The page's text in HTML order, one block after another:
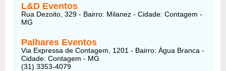
L&D Eventos
Rua Dezoito, 329 - Bairro: Milanez - Cidade: Contagem -
MG
Palhares Eventos
Via Expressa de Contagem, 1201 - Bairro: Água Branca -
Cidade: Contagem - MG
(31) 3353-4079